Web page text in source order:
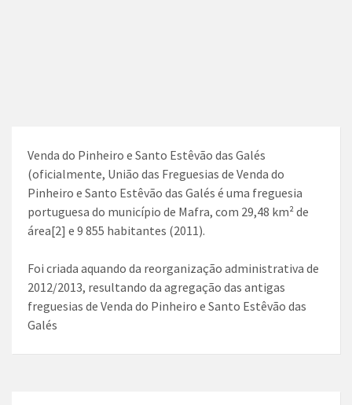
Venda do Pinheiro e Santo Estêvão das Galés
(oficialmente, União das Freguesias de Venda do
Pinheiro e Santo Estêvão das Galés é uma freguesia
portuguesa do município de Mafra, com 29,48 km² de
área[2] e 9 855 habitantes (2011).
Foi criada aquando da reorganização administrativa de
2012/2013, resultando da agregação das antigas
freguesias de Venda do Pinheiro e Santo Estêvão das
Galés